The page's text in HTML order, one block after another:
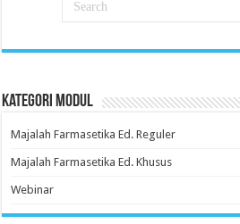
Kategori Modul
Majalah Farmasetika Ed. Reguler
Majalah Farmasetika Ed. Khusus
Webinar